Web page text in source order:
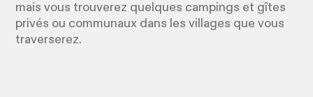
mais vous trouverez quelques campings et gîtes
privés ou communaux dans les villages que vous
traverserez.